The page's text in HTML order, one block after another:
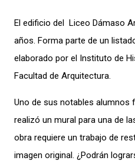
El edificio del Liceo Dámaso
años. Forma parte de un
elaborado por el Instituto de
Facultad de Arquitectura.
Uno de sus notables alumnos
realizó un mural para una de
obra requiere un trabajo de
imagen original. ¿Podrán